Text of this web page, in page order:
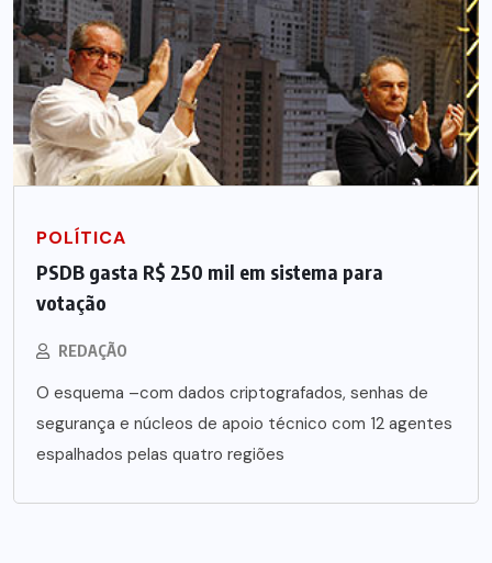
POLÍTICA
PSDB gasta R$ 250 mil em sistema para
votação
REDAÇÃO
O esquema –com dados criptografados, senhas de
segurança e núcleos de apoio técnico com 12 agentes
espalhados pelas quatro regiões